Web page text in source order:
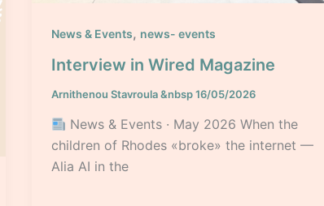
News & Events, news- events
Interview in Wired Magazine
Arnithenou Stavroula&nbsp16/05/2026
News & Events · May 2026 When the
children of Rhodes «broke» the internet —
Alia AI in the